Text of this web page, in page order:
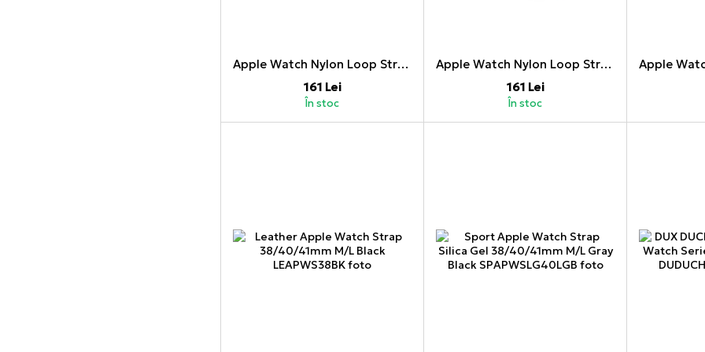
Apple Watch Nylon Loop Strap 42/44/45mm Neon Green
161 Lei
În stoc
Apple Watch Nylon Loop Strap 38/40/41mm Pink
161 Lei
În stoc